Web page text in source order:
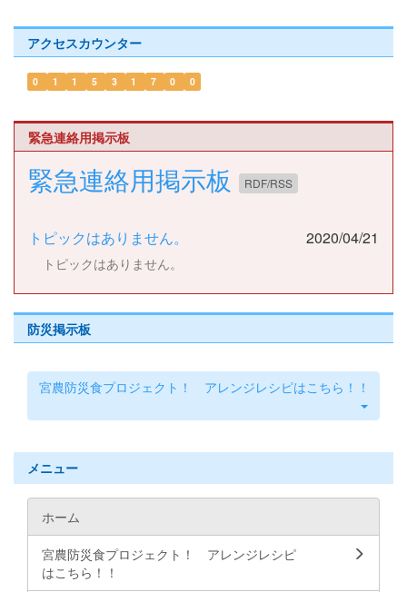
アクセスカウンター
0 1 1 5 3 1 7 0 0
緊急連絡用掲示板
緊急連絡用掲示板 RDF/RSS
トピックはありません。 2020/04/21
トピックはありません。
防災掲示板
宮農防災食プロジェクト！ アレンジレシピはこちら！！
メニュー
ホーム
宮農防災食プロジェクト！ アレンジレシピ
はこちら！！